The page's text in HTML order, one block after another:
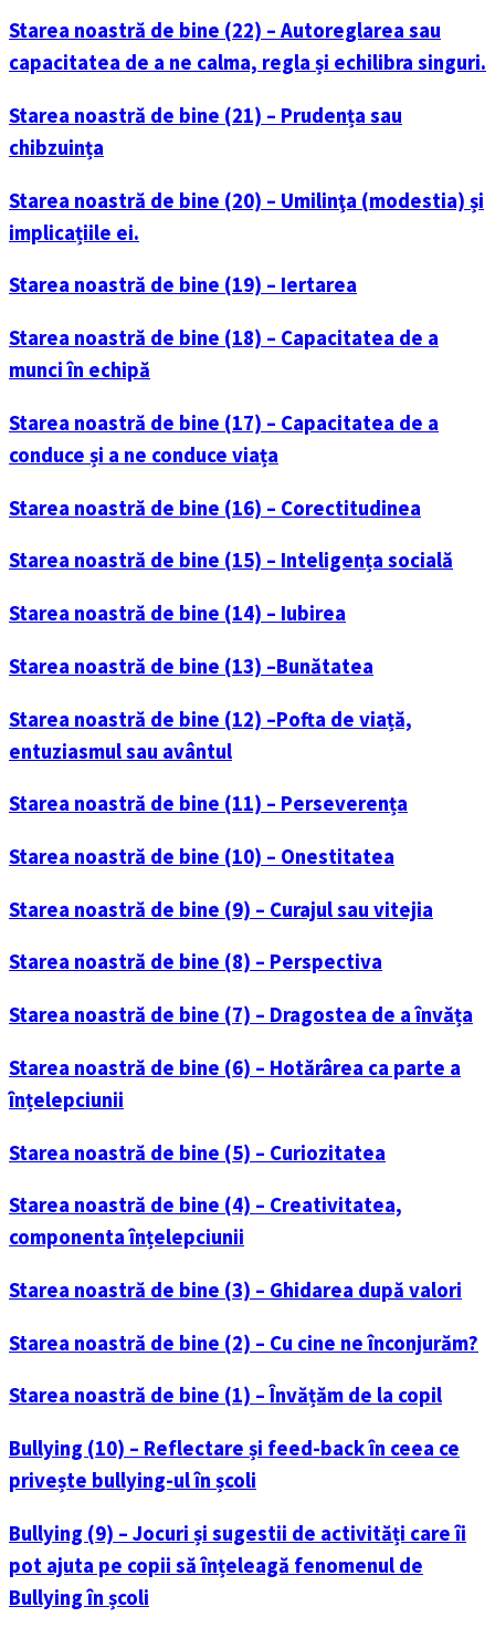
Starea noastră de bine (22) – Autoreglarea sau
capacitatea de a ne calma, regla și echilibra singuri.
Starea noastră de bine (21) – Prudența sau
chibzuința
Starea noastră de bine (20) – Umilinţa (modestia) și
implicațiile ei.
Starea noastră de bine (19) – Iertarea
Starea noastră de bine (18) – Capacitatea de a
munci în echipă
Starea noastră de bine (17) – Capacitatea de a
conduce și a ne conduce viața
Starea noastră de bine (16) – Corectitudinea
Starea noastră de bine (15) – Inteligența socială
Starea noastră de bine (14) – Iubirea
Starea noastră de bine (13) –Bunătatea
Starea noastră de bine (12) –Pofta de viață,
entuziasmul sau avântul
Starea noastră de bine (11) – Perseverența
Starea noastră de bine (10) – Onestitatea
Starea noastră de bine (9) – Curajul sau vitejia
Starea noastră de bine (8) – Perspectiva
Starea noastră de bine (7) – Dragostea de a învăța
Starea noastră de bine (6) – Hotărârea ca parte a
înțelepciunii
Starea noastră de bine (5) – Curiozitatea
Starea noastră de bine (4) – Creativitatea,
componenta înțelepciunii
Starea noastră de bine (3) – Ghidarea după valori
Starea noastră de bine (2) – Cu cine ne înconjurăm?
Starea noastră de bine (1) – Învățăm de la copil
Bullying (10) – Reflectare și feed-back în ceea ce
privește bullying-ul în școli
Bullying (9) – Jocuri și sugestii de activități care îi
pot ajuta pe copii să înțeleagă fenomenul de
Bullying în școli